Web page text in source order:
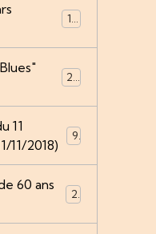
19
25
11
11/2018)
9
60 ans
2